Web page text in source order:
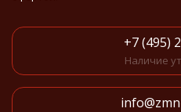
+7 (495)
Наличие